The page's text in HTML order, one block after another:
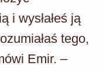
i wysłałeś ją
tego,
Emir. –